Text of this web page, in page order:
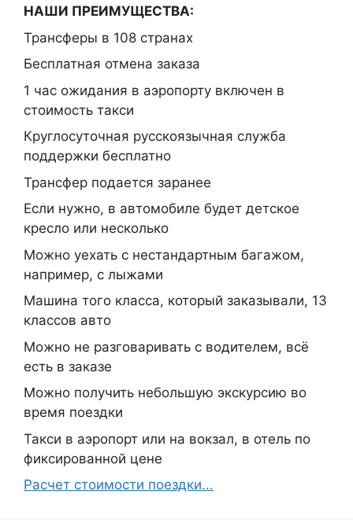
НАШИ ПРЕИМУЩЕСТВА:
Трансферы в 108 странах
Бесплатная отмена заказа
1 час ожидания в аэропорту включен в
стоимость такси
Круглосуточная русскоязычная служба
поддержки бесплатно
Трансфер подается заранее
Если нужно, в автомобиле будет детское
кресло или несколько
Можно уехать с нестандартным багажом,
например, с лыжами
Машина того класса, который заказывали, 13
классов авто
Можно не разговаривать с водителем, всё
есть в заказе
Можно получить небольшую экскурсию во
время поездки
Такси в аэропорт или на вокзал, в отель по
фиксированной цене
Расчет стоимости поездки...